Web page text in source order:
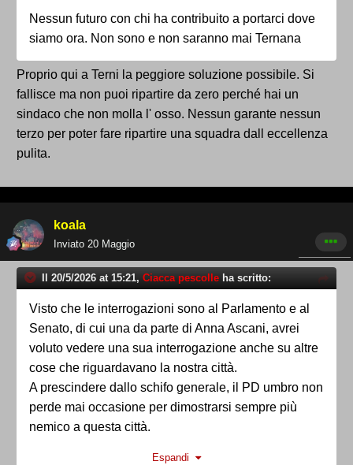
Nessun futuro con chi ha contribuito a portarci dove
siamo ora. Non sono e non saranno mai Ternana
Proprio qui a Terni la peggiore soluzione possibile. Si
fallisce ma non puoi ripartire da zero perché hai un
sindaco che non molla l' osso. Nessun garante nessun
terzo per poter fare ripartire una squadra dall eccellenza
pulita.
koala
Inviato 20 Maggio
Il 20/5/2026 at 15:21, Ciacca pescolle ha scritto:
Visto che le interrogazioni sono al Parlamento e al
Senato, di cui una da parte di Anna Ascani, avrei
voluto vedere una sua interrogazione anche su altre
cose che riguardavano la nostra città.
A prescindere dallo schifo generale, il PD umbro non
perde mai occasione per dimostrarsi sempre più
nemico a questa città.
Espandi